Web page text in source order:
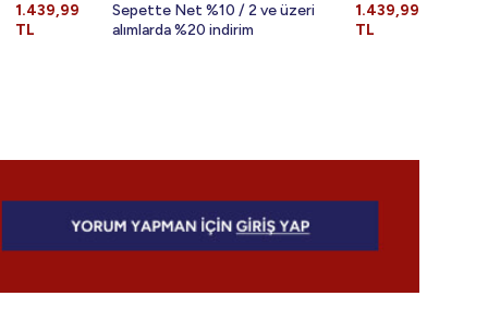
1.439,99
TL
Sepette Net %10 / 2 ve üzeri
alımlarda %20 indirim
1.439,99
TL